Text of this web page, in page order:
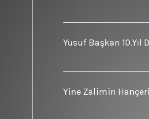
Yusuf Başkan 10.Yıl
Yine Zalimin Hançeri